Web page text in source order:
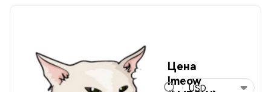
Цена
lmeow
USD